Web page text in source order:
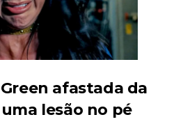
31 July 2026
30 July 2026
afastada da
lesão no pé